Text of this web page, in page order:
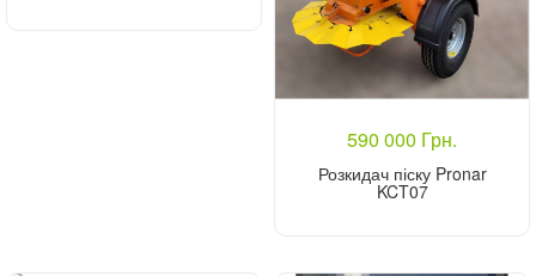
590 000 Грн.
Розкидач піску Pronar
KCT07